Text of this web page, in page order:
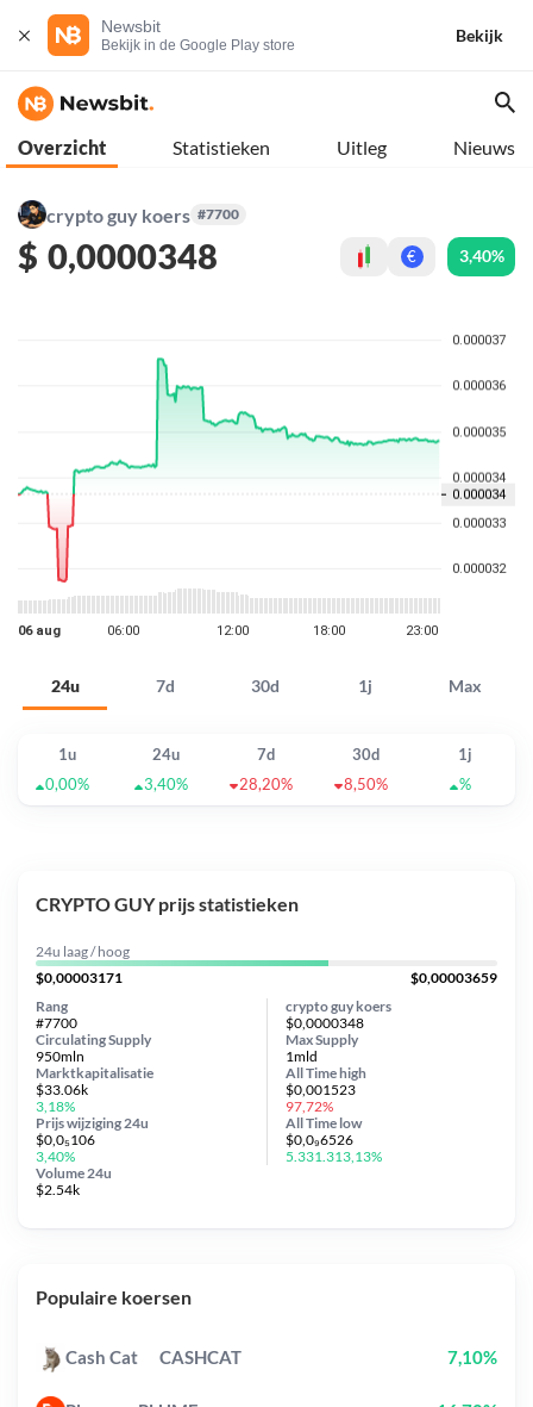
Newsbit
Bekijk in de Google Play store
Bekijk
Overzicht Statistieken Uitleg Nieuws
crypto guy koers #7700
$ 0,0000348 € 3,40%
24u 7d 30d 1j Max
1u 24u 7d 30d
1j
0,00%
3,40% 28,20% 8,50% %
CRYPTO GUY prijs statistieken
24u laag / hoog
$0,00003171
$0,00003659
crypto guy koers
$0,0000348
Circulating Supply
950mln
Prijs wijziging 24u
$0,0₅106
3,40%
Max Supply
1mld
Marktkapitalisatie
$33.06k
3,18%
Volume 24u
$2.54k
Rang
#7700
All Timehigh
$0,001523
97,72%
All Time low
$0,0₉6526
5.331.313,13%
Populaire koersen
Cash Cat CASHCAT 7,10%